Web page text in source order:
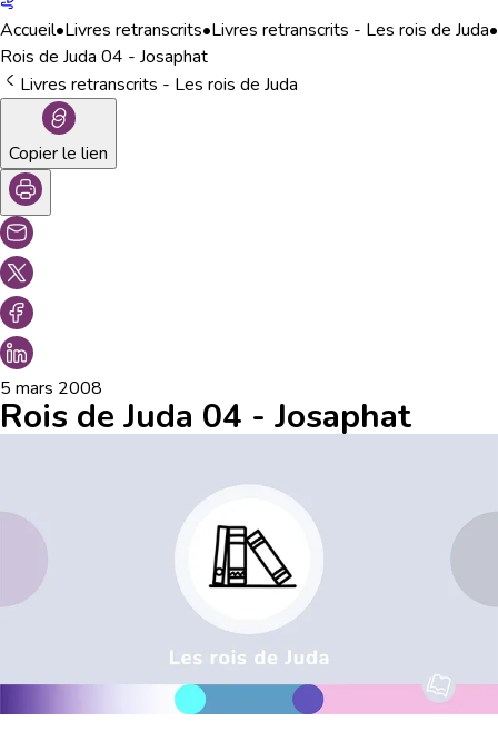
Accueil•Livres retranscrits•Livres retranscrits - Les rois de Juda•
Rois de Juda 04 - Josaphat
Livres retranscrits - Les rois de Juda
Copier le lien
5 mars 2008
Rois de Juda 04 - Josaphat